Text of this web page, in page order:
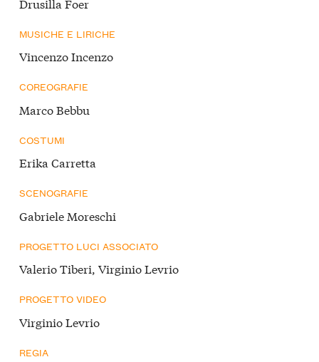
MUSICHE E LIRICHE
Vincenzo Incenzo
COREOGRAFIE
Marco Bebbu
COSTUMI
Erika Carretta
SCENOGRAFIE
Gabriele Moreschi
PROGETTO LUCI ASSOCIATO
Valerio Tiberi, Virginio Levrio
PROGETTO VIDEO
Virginio Levrio
REGIA